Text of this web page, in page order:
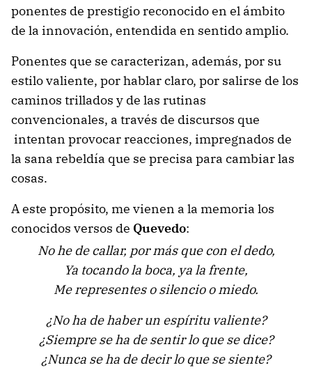
ponentes de prestigio reconocido en el ámbito
de la innovación, entendida en sentido amplio.
Ponentes que se caracterizan, además, por su
estilo valiente, por hablar claro, por salirse de los
caminos trillados y de las rutinas
convencionales, a través de discursos que
intentan provocar reacciones, impregnados de
la sana rebeldía que se precisa para cambiar las
cosas.
A este propósito, me vienen a la memoria los
conocidos versos de Quevedo:
No he de callar, por más que con el dedo,
Ya tocando la boca, ya la frente,
Me representes o silencio o miedo.
¿No ha de haber un espíritu valiente?
¿Siempre se ha de sentir lo que se dice?
¿Nunca se ha de decir lo que se siente?